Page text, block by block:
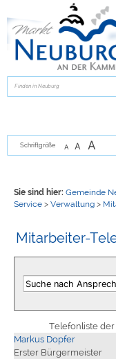
zur Navigation
Schriftgröße A A A
Sie sind hier: Gemeinde
Service> Verwaltung>
Mitarbeiter-
Telefonliste
Markus Dopfer
Erster Bürgermeister